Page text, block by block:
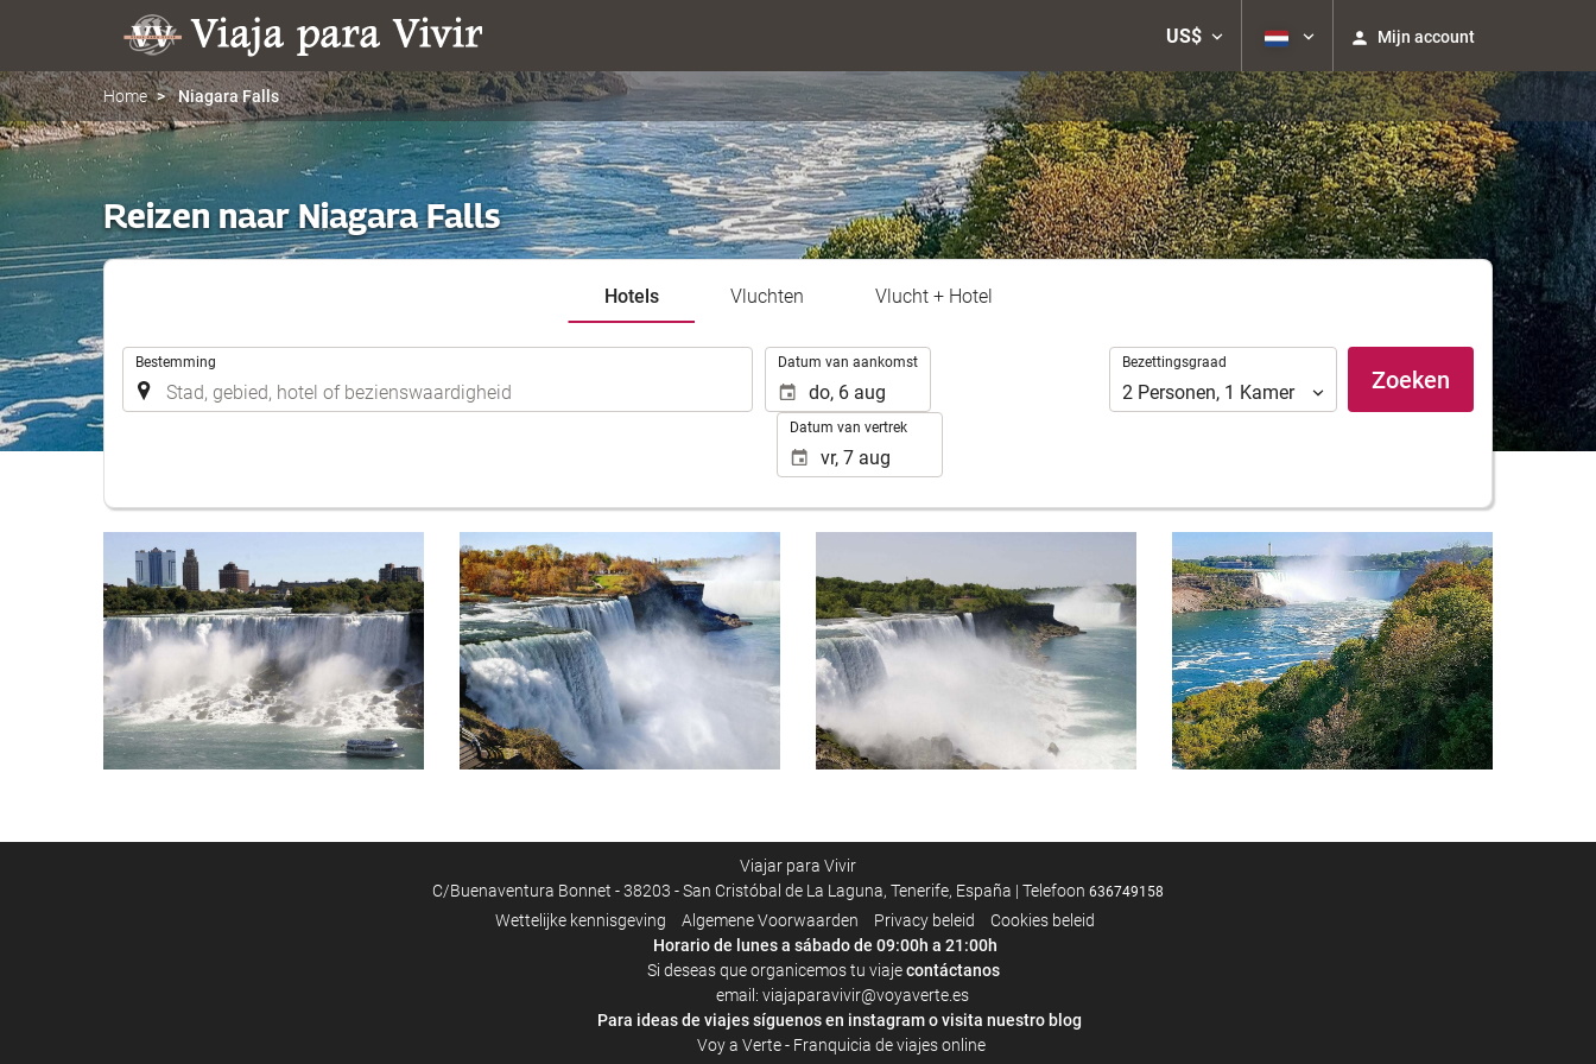
US$ Mijn account
Home Niagara Falls
Reizen naar Niagara Falls
Hotels Vluchten Vlucht + Hotel
Bestemming Datum van aankomst
Datum van vertrek
Bezettingsgraad
Bezettingsgraad
2 Personen, 1 Kamer Zoeken
Viajar para Vivir
C/Buenaventura Bonnet - 38203 - San Cristóbal de La Laguna, Tenerife, España | Telefoon 636749158
Wettelijke kennisgeving Algemene Voorwaarden Privacy beleid
Cookies beleid
Horario de lunes a sábado de 09:00h a 21:00h
Si deseas que organicemos tu viajecontáctanos
email: viajaparavivir@voyaverte.es
Para ideas de viajes síguenos en instagram o visita nuestro blog
Voy a Verte - Franquicia de viajes online